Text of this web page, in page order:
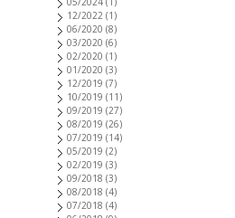
12/2022 (1)
06/2020 (8)
03/2020 (6)
02/2020 (1)
01/2020 (3)
12/2019 (7)
10/2019 (11)
09/2019 (27)
08/2019 (26)
07/2019 (14)
05/2019 (2)
02/2019 (3)
09/2018 (3)
08/2018 (4)
07/2018 (4)